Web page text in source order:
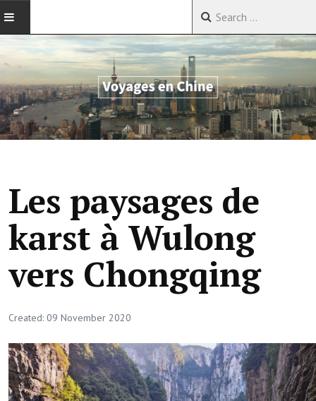
ACCUEIL
VOYAGES EN CHINE
VOYAGES EN ASIE
Les paysages de
karst à Wulong
vers Chongqing
Created: 09 November 2020